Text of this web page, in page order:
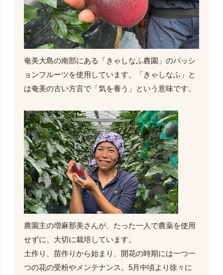
奄美大島の南部にある「きゃしなふ農園」のパッシ
ョンフルーツを使用しています。「きゃしなふ」と
は奄美の古い方言で「気を養う」という意味です。
農園主の増麻那美さんが、たった一人で農薬を使用
せずに、大切に栽培しています。
土作り、苗作りから始まり、開花の時期には一つ一
つの花の受粉やメンテナンス。5月中頃より徐々に